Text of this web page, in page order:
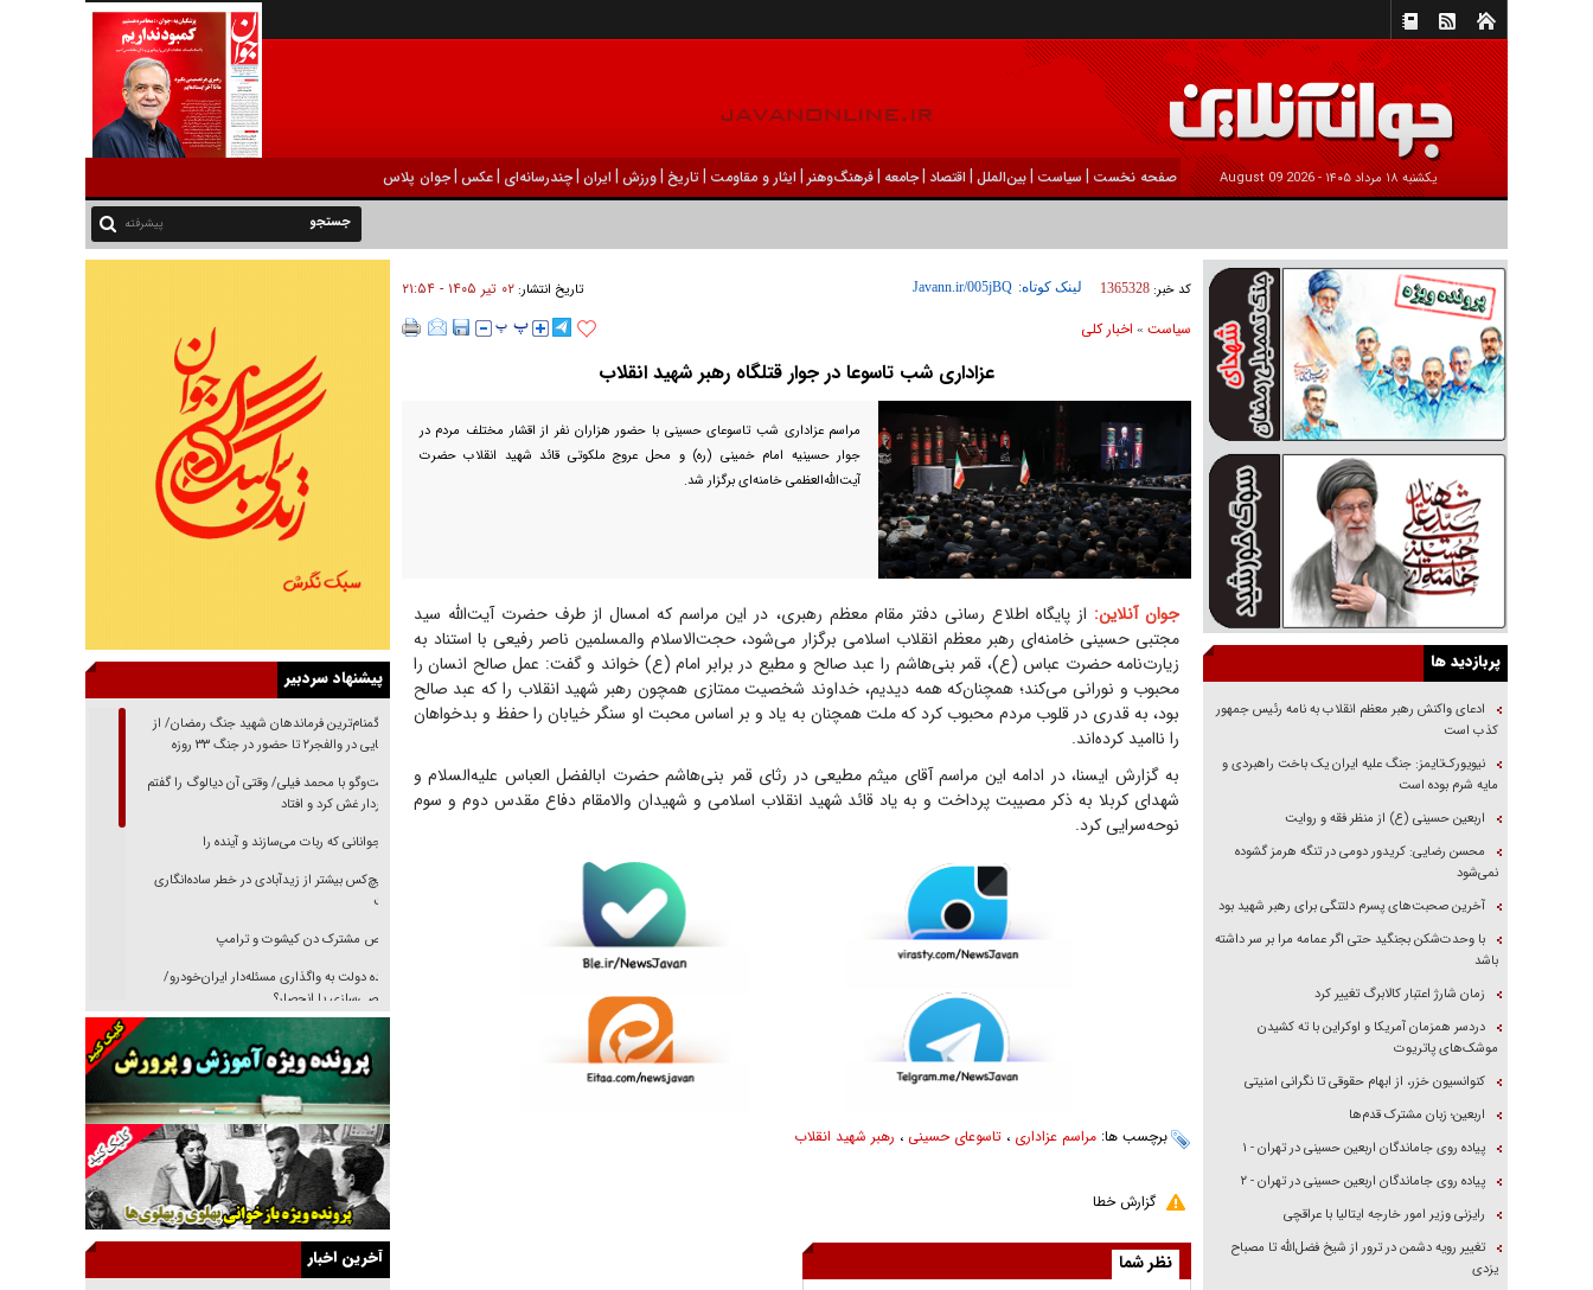
يکشنبه ۱۸ مرداد ۱۴۰۵ - 2026 August 09 صفحه نخست | سیاست |بين‌الملل | اقتصاد |جامعه |فرهنگ‌و‌هنر | ایثار و مقاومت |تاریخ |ورزش | ايران |چندرسانه‌ای |عکس |جوان پلاس
پیشرفته
کد خبر: 1365328 لینک کوتاه: تاریخ انتشار:۰۲ تير ۱۴۰۵ - ۲۱:۵۴
سیاست» اخبار کلی
عزاداری شب تاسوعا در جوار قتلگاه رهبر شهید انقلاب
مراسم عزاداری شب تاسوعای حسینی با حضور هزاران نفر از اقشار مختلف مردم در
جوار حسینیه امام خمینی (ره) و محل عروج ملکوتی قائد شهید انقلاب حضرت
آیت‌الله‌العظمی خامنه‌ای برگزار شد.
جوان آنلاین: از پایگاه اطلاع رسانی دفتر مقام معظم رهبری، در این مراسم که امسال از طرف حضرت آیت‌الله سید
مجتبی حسینی خامنه‌ای رهبر معظم انقلاب اسلامی برگزار می‌شود، حجت‌الاسلام والمسلمین ناصر رفیعی با استناد به
زیارت‌نامه حضرت عباس (ع)، قمر بنی‌هاشم را عبد صالح و مطیع در برابر امام (ع) خواند و گفت: عمل صالح انسان را
محبوب و نورانی می‌کند؛ همچنان‌که همه دیدیم، خداوند شخصیت ممتازی همچون رهبر شهید انقلاب را که عبد صالح
بود، به قدری در قلوب مردم محبوب کرد که ملت همچنان به یاد و بر اساس محبت او سنگر خیابان را حفظ و بدخواهان
را ناامید کرده‌اند.
به گزارش ایسنا، در ادامه این مراسم آقای میثم مطیعی در رثای قمر بنی‌هاشم حضرت ابالفضل العباس علیه‌السلام و
شهدای کربلا به ذکر مصیبت پرداخت و به یاد قائد شهید انقلاب اسلامی و شهیدان والامقام دفاع مقدس دوم و سوم
نوحه‌سرایی کرد.
برچسب ها: مراسم عزاداری ، تاسوعای حسینی ، رهبر شهید انقلاب
گزارش خطا
نظر شما
پربازدید ها
ادعای واکنش رهبر معظم انقلاب به نامه رئیس جمهور
کذب است
نیویورک‌تایمز: جنگ علیه ایران یک باخت راهبردی و
مایه شرم بوده است
اربعین حسینی (ع) از منظر فقه و روایت
محسن رضایی: کریدور دومی در تنگه هرمز گشوده
نمی‌شود
آخرین صحبت‌های پسرم دلتنگی برای رهبر شهید بود
با وحدت‌شکن بجنگید حتی اگر عمامه مرا بر سر داشته
باشد
زمان شارژ اعتبار کالابرگ تغییر کرد
دردسر همزمان آمریکا و اوکراین با ته کشیدن
موشک‌های پاتریوت
کنوانسیون خزر، از ابهام حقوقی تا نگرانی امنیتی
اربعین؛ زبان مشترک قدم‌ها
پیاده روی جاماندگان اربعین حسینی در تهران - ۱
پیاده روی جاماندگان اربعین حسینی در تهران - ۲
رایزنی وزیر امور خارجه ایتالیا با عراقچی
تغییر رویه دشمن در ترور از شیخ فضل‌الله تا مصباح
یزدی
پیشنهاد سردبیر
از گمنام‌ترین فرماندهان شهید جنگ رمضان/ از
شناسایی در والفجر۲ تا حضور در جنگ ۳۳ روزه
گفت‌وگو با محمد فیلی/ وقتی آن دیالوگ را گفتم
فیلمبردار غش کرد و افتاد
نوجوانانی که ربات می‌سازند و آینده را
هیچ‌کس بیشتر از زیدآبادی در خطر ساده‌انگاری
نیست
رقص مشترک دن کیشوت و ترامپ
دنده دولت به واگذاری مسئله‌دار ایران‌خودرو/
خصوصی‌سازی یا انحصار؟
غریزه‌ی بقا و آقای باقی و رفقا
جراحی‌های زیبایی با مدرک فوق‌دیپلم! + گفت‌وگو
با متهم
گفت‌وگو با همسر یکی از شهدای جنگ رمضان/
پیکر بی‌سر شهید را از انگشت‌های پا شناسایی کردیم
نسلی که آنلاین الگو می‌گیرد
گفت‌وگو با آیت‌الله جاودان/ جفای مخالفان مکانت
معنوی رهبر شهید را ارتقا می‌داد
آخرین اخبار